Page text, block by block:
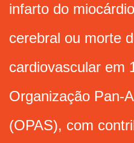
infarto do
cerebral ou morte
cardiovascular em
Organização Pan-
(OPAS), com